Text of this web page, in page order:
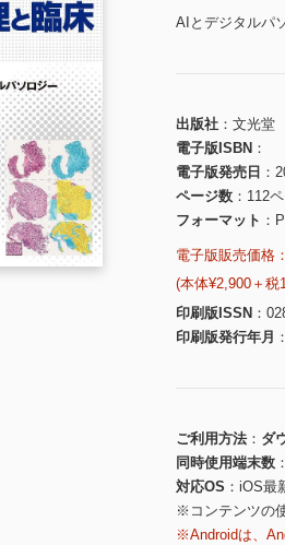
AIとデジタルパ
出版社
文光堂
電子版ISBN
電子版発売日
ページ数
112
フォーマット
電子版販売価格：
(本体¥2,900＋税
印刷版ISSN
印刷版発行年月
ご利用方法
ダ
同時使用端末数
対応OS
iOS最
※コンテンツの
※Androidは、